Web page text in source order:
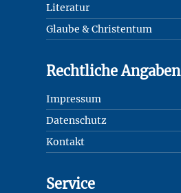
Literatur
Glaube & Christentum
Rechtliche Angaben
Impressum
Datenschutz
Kontakt
Service